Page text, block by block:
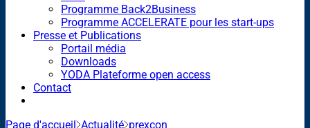
Programme Back2Business
Programme ACCELERATE pour les start-ups
Presse et Publications
Portail média
Downloads
YODA Plateforme open access
Contact
Page d'accueil Actualité prexcon